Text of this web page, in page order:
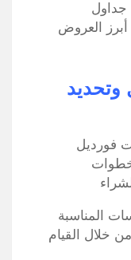
جداول
أبرز العروض
وتحديد
فورديل
المناسبة
خلال القيام